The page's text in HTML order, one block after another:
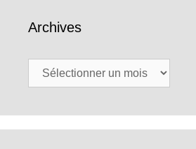
Archives
Archives